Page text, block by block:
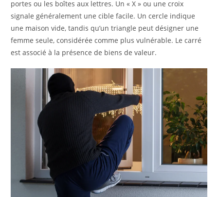
portes ou les boîtes aux lettres. Un « X » ou une croix
signale généralement une cible facile. Un cercle indique
une maison vide, tandis qu’un triangle peut désigner une
femme seule, considérée comme plus vulnérable. Le carré
est associé à la présence de biens de valeur.